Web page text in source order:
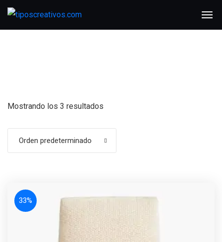
Mostrando los 3 resultados
Orden predeterminado
33%